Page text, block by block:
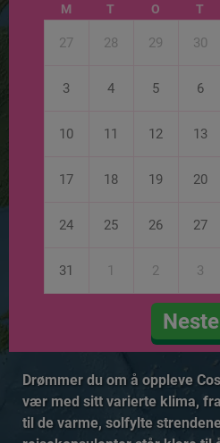
M T O T
27 28 29 30
3 4 5 6
10 11 12 13
17 18 19 20
24 25 26 27
31 1 2 3
Neste
Drømmer du om å oppleve
vær med sitt varierte klima,
til de varme, solfylte